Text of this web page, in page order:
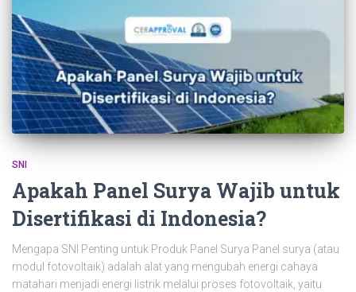
SNI
Apakah Panel Surya Wajib untuk
Disertifikasi di Indonesia?
Mengapa SNI Penting untuk Produk Panel Surya Panel surya (atau
modul fotovoltaik) adalah alat yang mengubah energi cahaya
matahari menjadi energi listrik melalui proses fotovoltaik, yaitu